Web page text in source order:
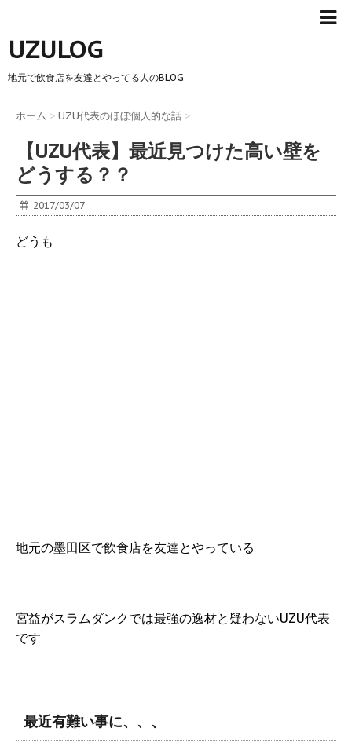
UZULOG
地元で飲食店を友達とやってる人のBLOG
ホーム > UZU代表のほぼ個人的な話 >
【UZU代表】最近見つけた高い壁を
どうする？？
2017/03/07
どうも
地元の墨田区で飲食店を友達とやっている
宮益がスラムダンクでは最強の逸材と疑わないUZU代表
です
最近有難い事に、、、